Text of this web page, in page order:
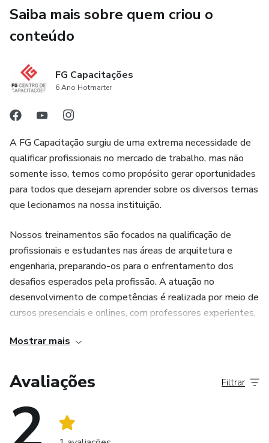
Saiba mais sobre quem criou o
conteúdo
FG Capacitações
6 Ano Hotmarter
A FG Capacitação surgiu de uma extrema necessidade de
qualificar profissionais no mercado de trabalho, mas não
somente isso, temos como propósito gerar oportunidades
para todos que desejam aprender sobre os diversos temas
que lecionamos na nossa instituição.
Nossos treinamentos são focados na qualificação de
profissionais e estudantes nas áreas de arquitetura e
engenharia, preparando-os para o enfrentamento dos
desafios esperados pela profissão. A atuação no
desenvolvimento de competências é realizada por meio de
cursos presenciais e onlines, com professores experientes,
Mostrar mais
Avaliações Filtrar